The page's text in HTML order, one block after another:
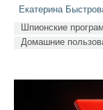
Екатерина
Шпионские
Домашние